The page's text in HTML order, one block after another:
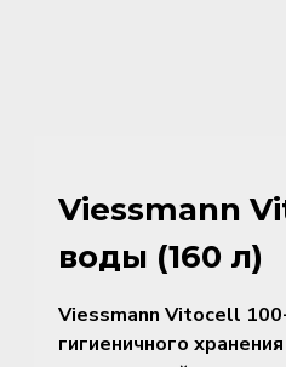
Viessmann
воды (160 л)
Viessmann Vitocell
гигиеничного